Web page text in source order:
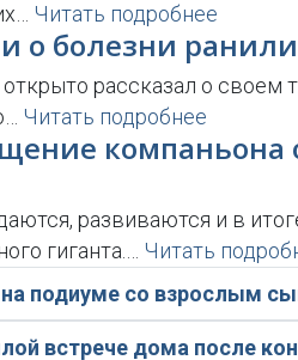
Читать подробнее
о болезни
рассказал о своем
Читать подробнее
развиваются и в
гиганта.… Читать
подиуме со взрослым
встрече дома после